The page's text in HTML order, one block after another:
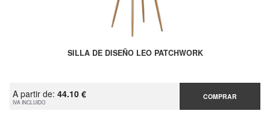
SILLA DE DISEÑO LEO PATCHWORK
A partir de: 44.10 €
IVA INCLUIDO
COMPRAR